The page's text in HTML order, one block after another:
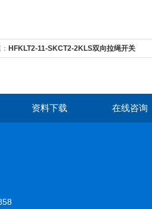
HFKLT2-11-SKCT2-2KLS双向拉绳开关
资料下载 在线咨询